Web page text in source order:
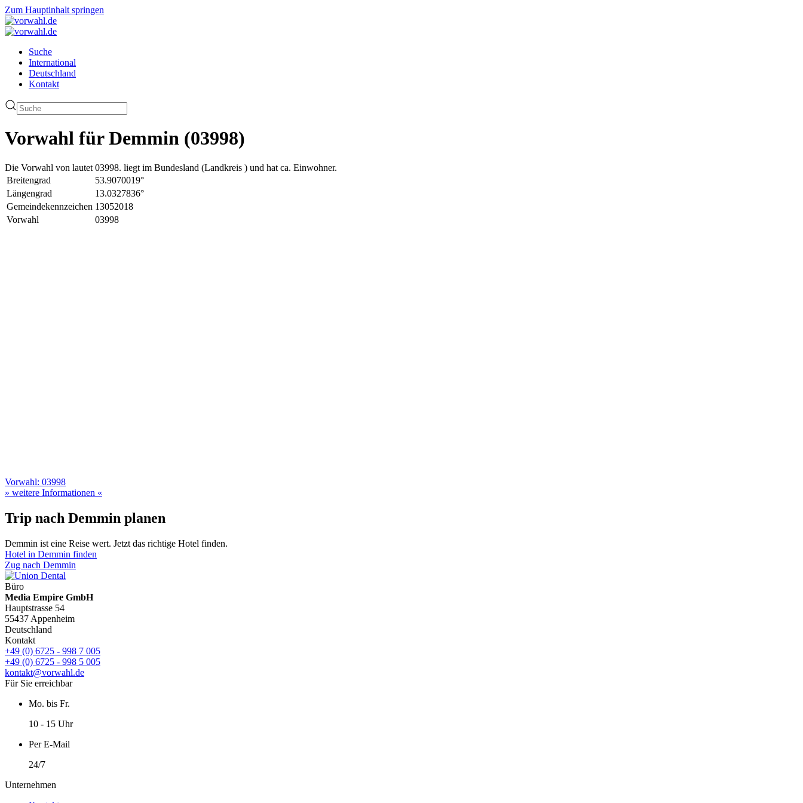
Zum Hauptinhalt springen
Suche
International
Deutschland
Kontakt
Vorwahl für Demmin (03998)
Die Vorwahl von lautet 03998. liegt im Bundesland (Landkreis ) und hat ca. Einwohner.
Breitengrad
53.9070019°
Längengrad
13.0327836°
Gemeindekennzeichen 13052018
Vorwahl
03998
Vorwahl: 03998
» weitere Informationen «
Trip nach Demmin planen
Demmin ist eine Reise wert. Jetzt das richtige Hotel finden.
Hotel in Demmin finden
Zug nach Demmin
Büro
Media Empire GmbH
Hauptstrasse 54
55437 Appenheim
Deutschland
Kontakt
+49 (0) 6725 - 998 7 005
+49 (0) 6725 - 998 5 005
kontakt@vorwahl.de
Für Sie erreichbar
Mo. bis Fr.
10 - 15 Uhr
Per E-Mail
24/7
Unternehmen